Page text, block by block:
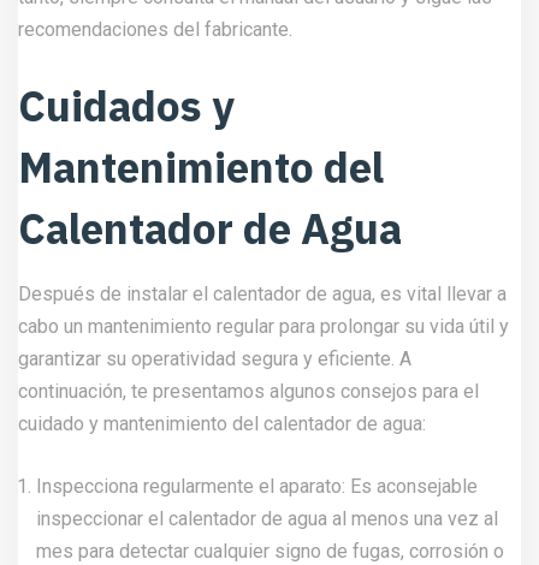
recomendaciones del fabricante.
Cuidados y
Mantenimiento del
Calentador de Agua
Después de instalar el calentador de agua, es vital llevar a
cabo un mantenimiento regular para prolongar su vida útil y
garantizar su operatividad segura y eficiente. A
continuación, te presentamos algunos consejos para el
cuidado y mantenimiento del calentador de agua:
Inspecciona regularmente el aparato: Es aconsejable
inspeccionar el calentador de agua al menos una vez al
mes para detectar cualquier signo de fugas, corrosión o